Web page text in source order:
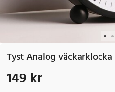
Tyst Analog
Pris:149 kr
149 kr